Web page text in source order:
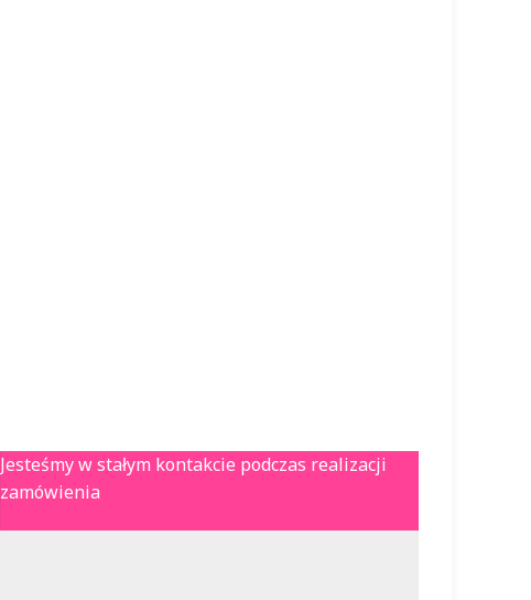
Jesteśmy w stałym kontakcie podczas realizacji
zamówienia